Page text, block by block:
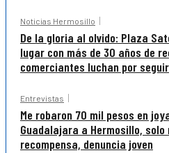
Noticias Hermosillo
De la gloria al olvido: Plaza
lugar con más de 30 años de
comerciantes luchan por
Entrevistas
Me robaron 70 mil pesos en
Guadalajara a Hermosillo,
recompensa, denuncia joven